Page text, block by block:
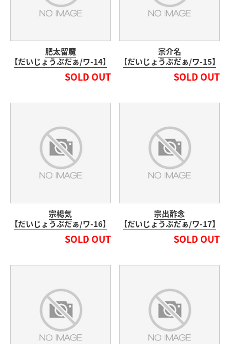
肥太留魔
【だいじょうぶだぁ/ワ-14】
SOLD OUT
宗介名
【だいじょうぶだぁ/ワ-15】
SOLD OUT
宗楊気
【だいじょうぶだぁ/ワ-16】
SOLD OUT
宗出酢念
【だいじょうぶだぁ/ワ-17】
SOLD OUT